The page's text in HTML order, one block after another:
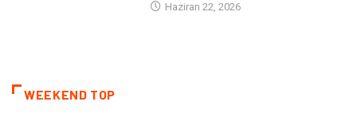
Haziran 22, 2026
WEEKEND TOP